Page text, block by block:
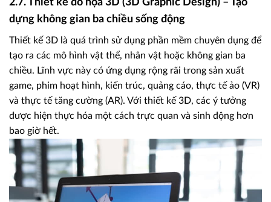
2.7. Thiết kế đồ họa 3D (3D Graphic Design) – Tạo
dựng không gian ba chiều sống động
Thiết kế 3D là quá trình sử dụng phần mềm chuyên dụng để
tạo ra các mô hình vật thể, nhân vật hoặc không gian ba
chiều. Lĩnh vực này có ứng dụng rộng rãi trong sản xuất
game, phim hoạt hình, kiến trúc, quảng cáo, thực tế ảo (VR)
và thực tế tăng cường (AR). Với thiết kế 3D, các ý tưởng
được hiện thực hóa một cách trực quan và sinh động hơn
bao giờ hết.